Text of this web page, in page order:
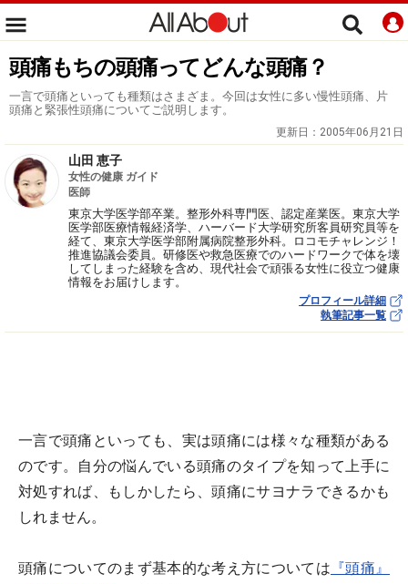
頭痛もちの頭痛ってどんな頭痛？
一言で頭痛といっても種類はさまざま。今回は女性に多い慢性頭痛、片
頭痛と緊張性頭痛についてご説明します。
更新日： 2005年06月21日
山田 恵子
女性の健康 ガイド
医師
東京大学医学部卒業。整形外科専門医、認定産業医。東京大学
医学部医療情報経済学、ハーバード大学研究所客員研究員等を
経て、東京大学医学部附属病院整形外科。ロコモチャレンジ！
推進協議会委員。研修医や救急医療でのハードワークで体を壊
してしまった経験を含め、現代社会で頑張る女性に役立つ健康
情報をお届けします。
プロフィール詳細
執筆記事一覧
一言で頭痛といっても、実は頭痛には様々な種類がある
のです。自分の悩んでいる頭痛のタイプを知って上手に
対処すれば、もしかしたら、頭痛にサヨナラできるかも
しれません。
頭痛についてのまず基本的な考え方については 『頭痛』